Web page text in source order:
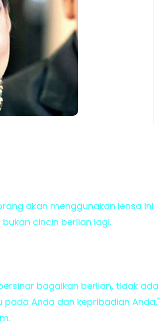
akan menggunakan lensa ini
cincin berlian lagi.
bagaikan berlian, tidak ada
Anda dan kepribadian Anda."